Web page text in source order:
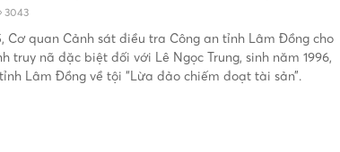
3043
Cơ quan Cảnh sát điều tra Công an tỉnh Lâm Đồng cho
truy nã đặc biệt đối với Lê Ngọc Trung, sinh năm 1996,
Lâm Đồng về tội “Lừa đảo chiếm đoạt tài sản”.